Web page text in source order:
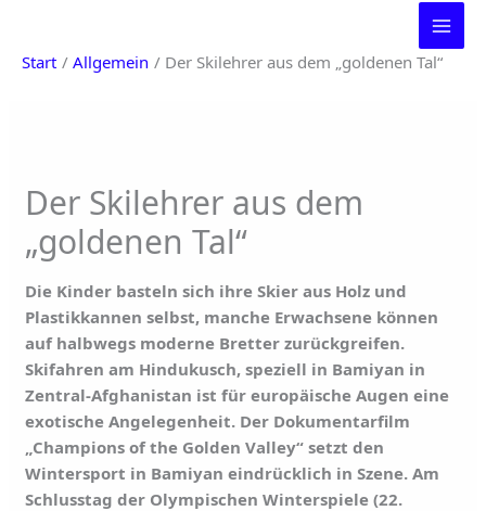
springen
Start Allgemein Der Skilehrer aus dem „goldenen Tal“
Der Skilehrer aus dem
„goldenen Tal“
Die Kinder basteln sich ihre Skier aus Holz und
Plastikkannen selbst, manche Erwachsene können
auf halbwegs moderne Bretter zurückgreifen.
Skifahren am Hindukusch, speziell in Bamiyan in
Zentral-Afghanistan ist für europäische Augen eine
exotische Angelegenheit. Der Dokumentarfilm
„Champions of the Golden Valley“ setzt den
Wintersport in Bamiyan eindrücklich in Szene. Am
Schlusstag der Olympischen Winterspiele (22.